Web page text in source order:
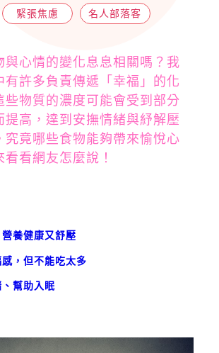
緊張焦慮 名人部落客
與心情的變化息息相關嗎？我
有許多負責傳遞「幸福」的化
些物質的濃度可能會受到部分
提高，達到安撫情緒與紓解壓
究竟哪些食物能夠帶來愉悅心
看網友怎麼說！
養健康又舒壓
，但不能吃太多
幫助入眠